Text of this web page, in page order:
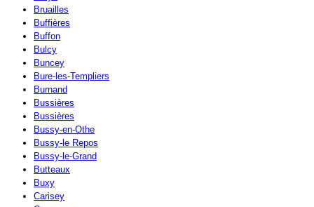
Bruailles
Buffières
Buffon
Bulcy
Buncey
Bure-les-Templiers
Burnand
Bussières
Bussières
Bussy-en-Othe
Bussy-le Repos
Bussy-le-Grand
Butteaux
Buxy
Carisey